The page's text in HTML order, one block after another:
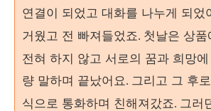
연결이 되었고 대화를 나누게 되었
거웠고 전 빠져들었죠. 첫날은 상
전혀 하지 않고 서로의 꿈과 희망
량 말하며 끝났어요. 그리고 그 후
식으로 통화하며 친해져갔죠. 그러